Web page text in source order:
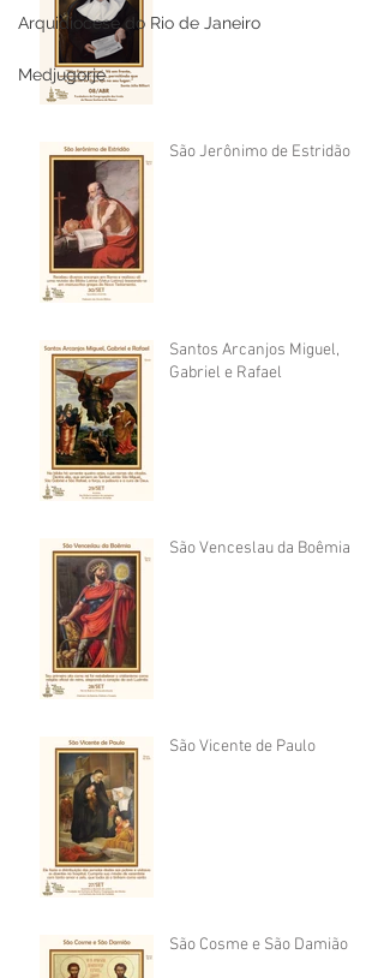
Arquidiocese do Rio de Janeiro
Medjugorje
São Jerônimo de Estridão
Santos Arcanjos Miguel,
Gabriel e Rafael
São Venceslau da Boêmia
São Vicente de Paulo
São Cosme e São Damião